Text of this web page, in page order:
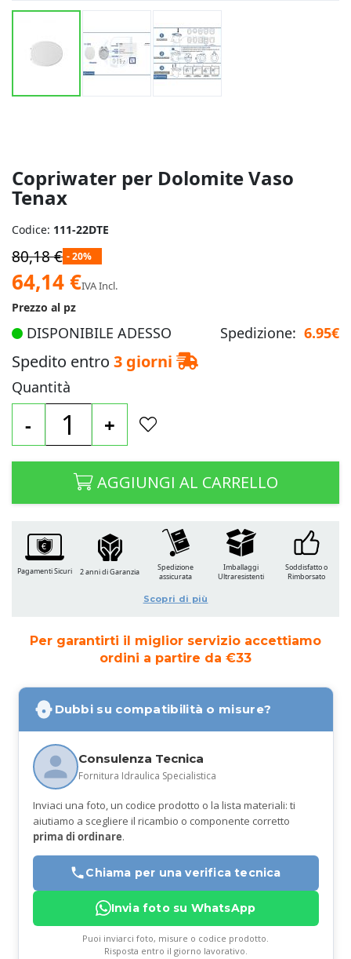
Copriwater per Dolomite Vaso
Tenax
immagini
Codice: 111-22DTE
80,18 € - 20%
Prezzo
speciale
64,14 €IVA Incl.
Prezzo al pz
DISPONIBILE ADESSO Spedizione: 6.95€
Spedito entro 3 giorni
Quantità
- +
AGGIUNGI AL CARRELLO
Per garantirti il miglior servizio accettiamo
ordini a partire da €33
Dubbi su compatibilità o misure?
Consulenza Tecnica
Fornitura Idraulica Specialistica
Inviaci una foto, un codice prodotto o la lista materiali: ti
aiutiamo a scegliere il ricambio o componente corretto
prima di ordinare.
Chiama per una verifica tecnica
Invia foto su WhatsApp
Puoi inviarci foto, misure o codice prodotto.
Risposta entro il giorno lavorativo.
Pagamenti Sicuri 2 anni di Garanzia
Spedizione
assicurata
Imballaggi
Ultraresistenti
Soddisfatto o
Rimborsato
Scopri di più